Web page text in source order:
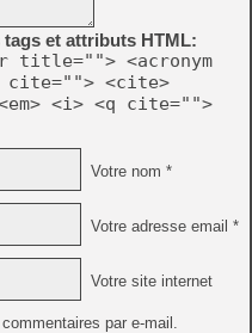
et attributs HTML:
title=""> <acronym
cite=""> <cite>
<i> <q cite="">
Votre nom *
Votre adresse email *
Votre site internet
par e-mail.